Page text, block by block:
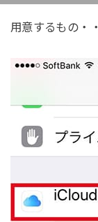
用意するもの・